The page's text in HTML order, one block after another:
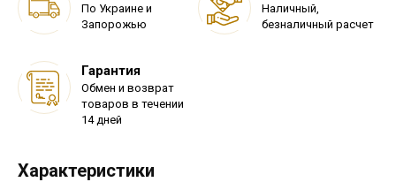
По Украине и
Запорожью
Наличный,
безналичный расчет
Гарантия
Обмен и возврат
товаров в течении
14 дней
Характеристики